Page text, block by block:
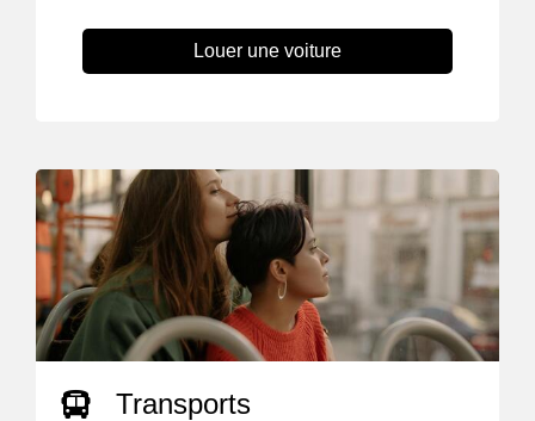
Louer une voiture
Transports